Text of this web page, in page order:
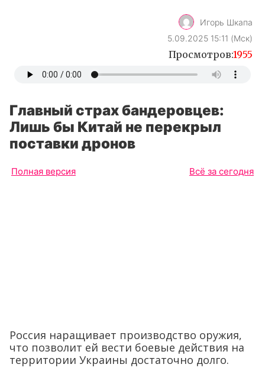
Игорь Шкапа
5.09.2025 15:11 (Мск)
Просмотров:1955
Главный страх бандеровцев:
Лишь бы Китай не перекрыл
поставки дронов
Полная версия Всё за сегодня
Россия наращивает производство оружия,
что позволит ей вести боевые действия на
территории Украины достаточно долго.